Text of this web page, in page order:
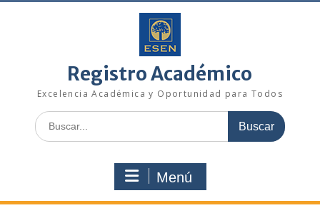
Registro Académico
Excelencia Académica y Oportunidad para Todos
Buscar:
Menú